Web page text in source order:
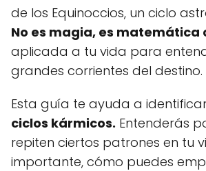
de los Equinoccios, un ciclo
No es magia, es matemática
aplicada a tu vida para
grandes corrientes del destino.
Esta guía te ayuda a
ciclos kármicos. Entenderás
repiten ciertos patrones en tu
importante, cómo puedes